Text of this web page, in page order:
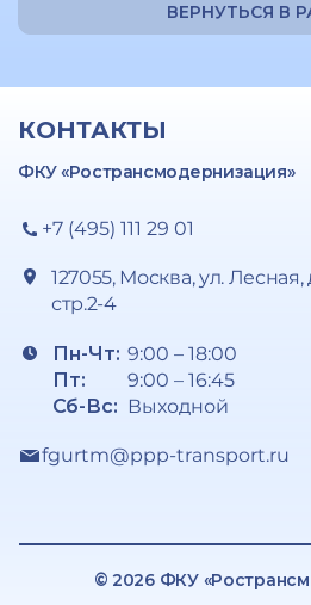
ВЕРНУТЬСЯ В
КОНТАКТЫ
ФКУ «Ространсмодернизация»
+7 (495) 111 29 01
127055, Москва, ул. Лесная,
стр.2-4
Пн-Чт:
Пт:
Сб-Вс:
9:00 – 18:00
9:00 – 16:45
Выходной
fgurtm@ppp-transport.ru
© 2026 ФКУ